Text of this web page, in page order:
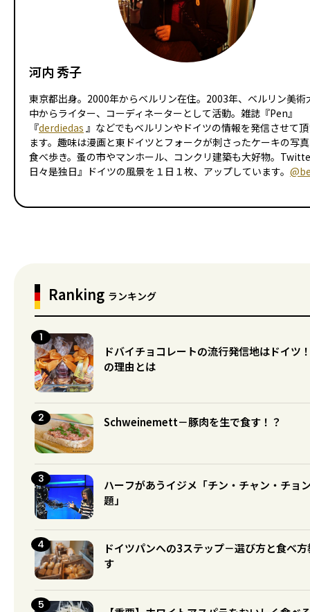
河内 秀子
東京都出身。2000年からベルリン在住。2003年、ベルリン美術
中からライター、コーディネーターとして活動。雑誌『Pen』
『derdiedas 』などでもベルリンやドイツの情報を発信させて
ます。趣味は漫画と東ドイツとフォークが刺さったケーキの写
食べ歩き。蚤の市やマンホール、コンクリ建築も大好物。
日々是独日』ドイツの風景を１日１枚、アップしています。
Ranking ランキング
ドバイチョコレートの流行発信地はドイツ
の理由とは
Schweinemett－豚肉を生で食す！？
ハーフがあうイジメ「チン・チャン・チョ
題」
ドイツパンへの3ステップ－選び方と食べ
す